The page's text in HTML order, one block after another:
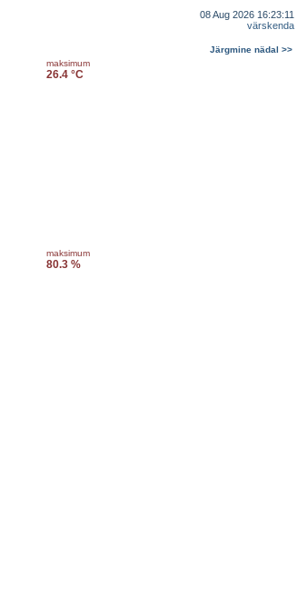
08 Aug 2026 16:23:11
värskenda
Järgmine nädal >>
maksimum
26.4 °C
maksimum
80.3 %